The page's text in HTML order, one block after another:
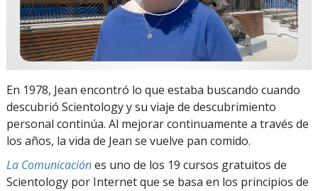
En 1978, Jean encontró lo que estaba buscando cuando
descubrió Scientology y su viaje de descubrimiento
personal continúa. Al mejorar continuamente a través de
los años, la vida de Jean se vuelve pan comido.
La Comunicaciónes uno de los 19 cursos gratuitos de
Scientology por Internet que se basa en los principios de